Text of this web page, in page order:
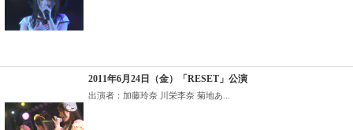
2011年6月24日（金）「RESET」公演
出演者：加藤玲奈 川栄李奈 菊地あ...